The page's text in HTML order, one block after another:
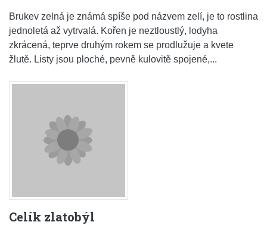
Brukev zelná je známá spíše pod názvem zelí, je to rostlina
jednoletá až vytrvalá. Kořen je neztloustlý, lodyha
zkrácená, teprve druhým rokem se prodlužuje a kvete
žlutě. Listy jsou ploché, pevně kulovitě spojené,...
Celík zlatobýl